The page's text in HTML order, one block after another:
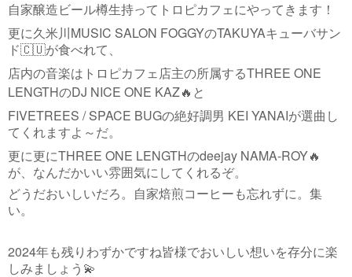
自家醸造ビール樽生持ってトロピカフェにやってきます！
更に久米川 MUSIC SALON FOGGYのTAKUYAキューバサン
ド🇨🇺が食べれて、
店内の音楽はトロピカフェ店主の所属するTHREE ONE
LENGTHのDJ NICE ONE KAZ🔥 と
FIVETREES / SPACE BUGの絶好調男 KEI YANAIが選曲し
てくれますよ～だ。
更に更にTHREE ONE LENGTHのdeejay NAMA-ROY🔥
が、なんだかいい雰囲気にしてくれるぞ。
どうだおいしいだろ。
自家焙煎コーヒーも忘れずに。集
い。
2024年も残りわずかですね皆様でおいしい想いを存分に楽
しみましょう 💫